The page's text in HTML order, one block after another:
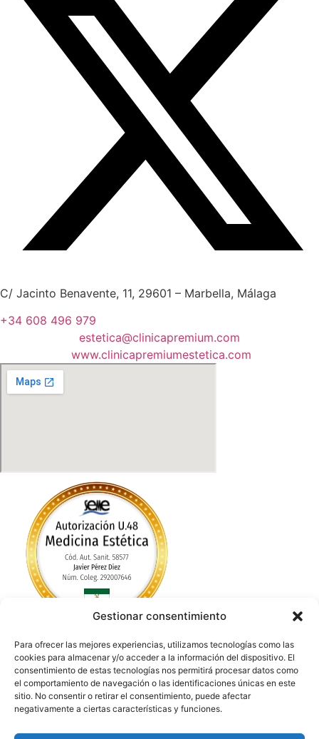
Gestionar consentimiento
Para ofrecer las mejores experiencias, utilizamos tecnologías como las
cookies para almacenar y/o acceder a la información del dispositivo. El
consentimiento de estas tecnologías nos permitirá procesar datos como
el comportamiento de navegación o las identificaciones únicas en este
sitio. No consentir o retirar el consentimiento, puede afectar
negativamente a ciertas características y funciones.
C/ Jacinto Benavente, 11, 29601 – Marbella, Málaga​
+34 608 496 979
estetica@clinicapremium.com
www.clinicapremiumestetica.com
Política de Privacidad
Política de cookies (UE)
Aviso Legal / Imprint
Política de Privacidad
Política de cookies (UE)
Aviso Legal / Imprint